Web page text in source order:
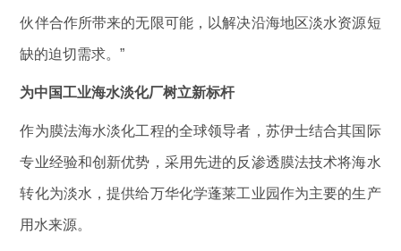
伙伴合作所带来的无限可能，以解决沿海地区淡水资源短
缺的迫切需求。”
为中国工业海水淡化厂树立新标杆
作为膜法海水淡化工程的全球领导者，苏伊士结合其国际
专业经验和创新优势，采用先进的反渗透膜法技术将海水
转化为淡水，提供给万华化学蓬莱工业园作为主要的生产
用水来源。